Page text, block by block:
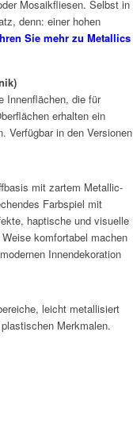
Mosaikfliesen. Selbst in
denn: einer hohen
Sie mehr zu Metallics
Innenflächen, die für
erhalten ein
Verfügbar in den Versionen
mit zartem Metallic-
Farbspiel mit
haptische und visuelle
komfortabel machen
Innendekoration
leicht metallisiert
Merkmalen.